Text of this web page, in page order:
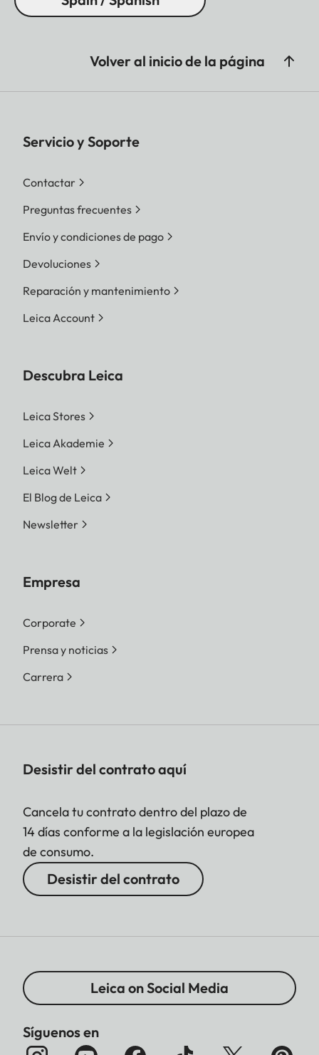
Volver al inicio de la página
Servicio y Soporte
Contactar
Preguntas frecuentes
Envío y condiciones de pago
Devoluciones
Reparación y mantenimiento
Leica Account
Descubra Leica
Leica Stores
Leica Akademie
Leica Welt
El Blog de Leica
Newsletter
Empresa
Corporate
Prensa y noticias
Carrera
Desistir del contrato aquí
Cancela tu contrato dentro del plazo de
14 días conforme a la legislación europea
de consumo.
Desistir del contrato
Leica on Social Media
Síguenos en